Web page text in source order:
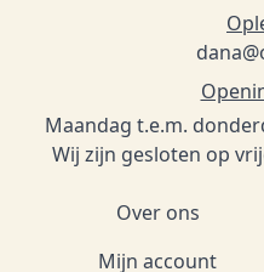
Maandag t.e.m.
Wij zijn gesloten op
Over ons
Mijn account